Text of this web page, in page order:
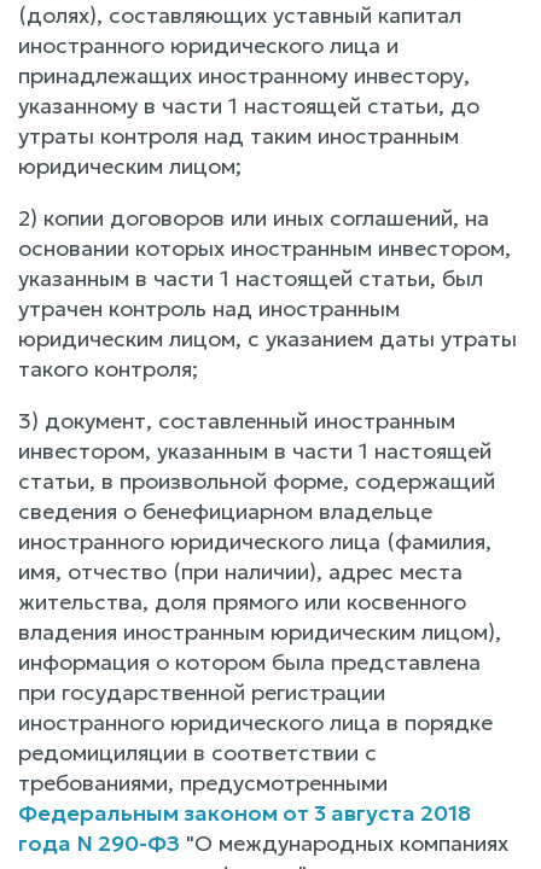
(долях), составляющих уставный капитал
иностранного юридического лица и
принадлежащих иностранному инвестору,
указанному в части 1 настоящей статьи, до
утраты контроля над таким иностранным
юридическим лицом;
2) копии договоров или иных соглашений, на
основании которых иностранным инвестором,
указанным в части 1 настоящей статьи, был
утрачен контроль над иностранным
юридическим лицом, с указанием даты утраты
такого контроля;
3) документ, составленный иностранным
инвестором, указанным в части 1 настоящей
статьи, в произвольной форме, содержащий
сведения о бенефициарном владельце
иностранного юридического лица (фамилия,
имя, отчество (при наличии), адрес места
жительства, доля прямого или косвенного
владения иностранным юридическим лицом),
информация о котором была представлена
при государственной регистрации
иностранного юридического лица в порядке
редомициляции в соответствии с
требованиями, предусмотренными
Федеральным законом от 3 августа 2018
года N 290-ФЗ "О международных компаниях